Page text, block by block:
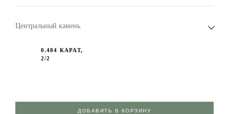
Центральный камень
0.484 КАРАТ,
2/2
ДОБАВИТЬ В КОРЗИНУ